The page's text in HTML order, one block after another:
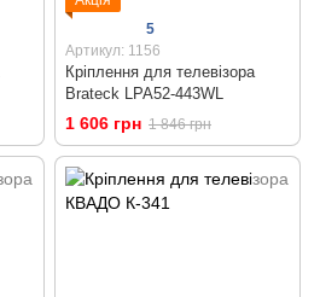
5
Артикул: 1156
Кріплення для телевізора
Brateck LPA52-443WL
1 606 грн 1 846 грн